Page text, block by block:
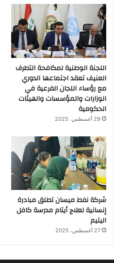
اللجنة الوطنية لمكافحة التطرف
العنيف تعقد اجتماعها الدوري
مع رؤساء اللجان الفرعية في
الوزارات والمؤسسات والهيئات
الحكومية
29 أغسطس، 2025
شركة نفط ميسان تطلق مبادرة
إنسانية لعلاج أيتام مدرسة كافل
اليتيم
27 أغسطس، 2025